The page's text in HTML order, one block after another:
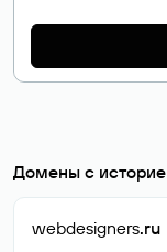
Домены с
webdesigners.ru